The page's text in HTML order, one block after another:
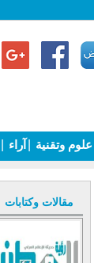
علوم وتقنية آراء
مقالات وكتابات